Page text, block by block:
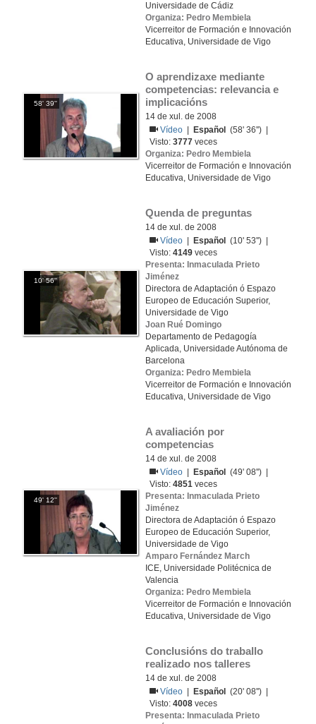
Universidade de Cádiz
Organiza: Pedro Membiela
Vicerreitor de Formación e Innovación
Educativa, Universidade de Vigo
58' 39''
O aprendizaxe mediante
competencias: relevancia e
implicacións
14 de xul. de 2008
Vídeo
Español
(58' 36'') |
Visto:3777 veces
Organiza: Pedro Membiela
Vicerreitor de Formación e Innovación
Educativa, Universidade de Vigo
10' 56''
Quenda de preguntas
14 de xul. de 2008
Vídeo
Español
(10' 53'') |
Visto:4149 veces
Presenta: Inmaculada Prieto
Jiménez
Directora de Adaptación ó Espazo
Europeo de Educación Superior,
Universidade de Vigo
Joan Rué Domingo
Departamento de Pedagogía
Aplicada, Universidade Autónoma de
Barcelona
Organiza: Pedro Membiela
Vicerreitor de Formación e Innovación
Educativa, Universidade de Vigo
49' 12''
A avaliación por
competencias
14 de xul. de 2008
Vídeo
Español
(49' 08'') |
Visto:4851 veces
Presenta: Inmaculada Prieto
Jiménez
Directora de Adaptación ó Espazo
Europeo de Educación Superior,
Universidade de Vigo
Amparo Fernández March
ICE, Universidade Politécnica de
Valencia
Organiza: Pedro Membiela
Vicerreitor de Formación e Innovación
Educativa, Universidade de Vigo
Conclusións do traballo
realizado nos talleres
14 de xul. de 2008
Vídeo
Español
(20' 08'') |
Visto:4008 veces
Presenta: Inmaculada Prieto